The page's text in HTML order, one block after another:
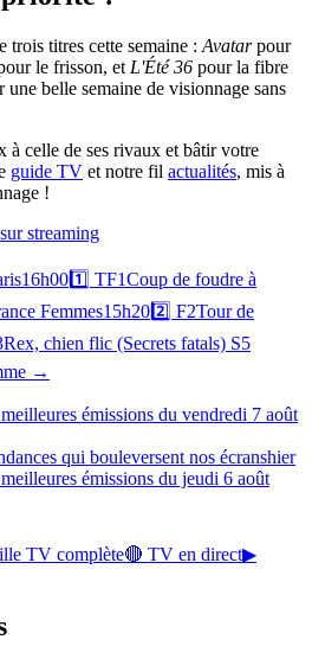
trois titres cette semaine : Avatarpour
le frisson, et L'Été 36 pour la fibre
belle semaine de visionnage sans
celle de ses rivaux et bâtir votre
guide TV et notre fil actualités, mis à
!
streaming
16h001️⃣ TF1Coup de foudre à
Femmes15h202️⃣ F2Tour de
Rex, chien flic (Secrets fatals) S5
→
émissions du vendredi 7 août
qui bouleversent nos écranshier
émissions du jeudi 6 août
TV complète🔴 TV en direct▶